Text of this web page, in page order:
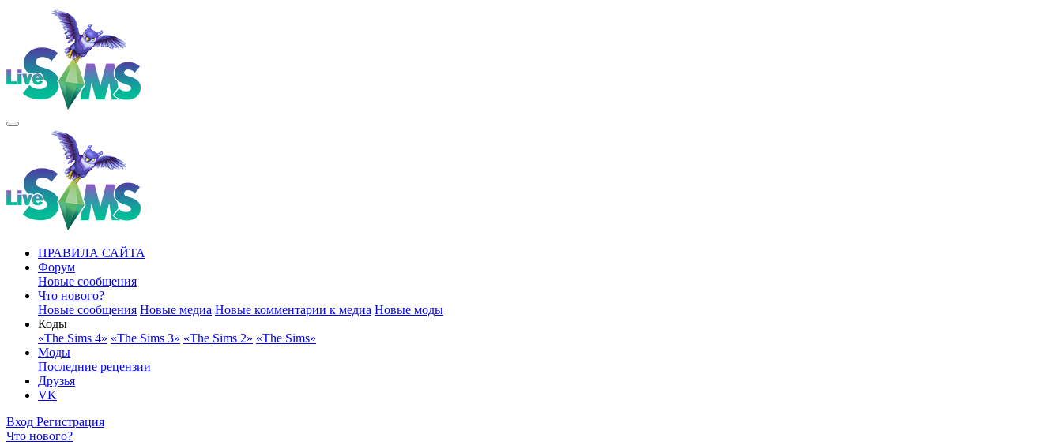
ПРАВИЛА САЙТА
Форум
Новые сообщения
Что нового?
Новые сообщения Новые медиа Новые комментарии к медиа Новые моды
Коды
«The Sims 4» «The Sims 3» «The Sims 2» «The Sims»
Моды
Последние рецензии
Друзья
VK
Вход Регистрация
Что нового?